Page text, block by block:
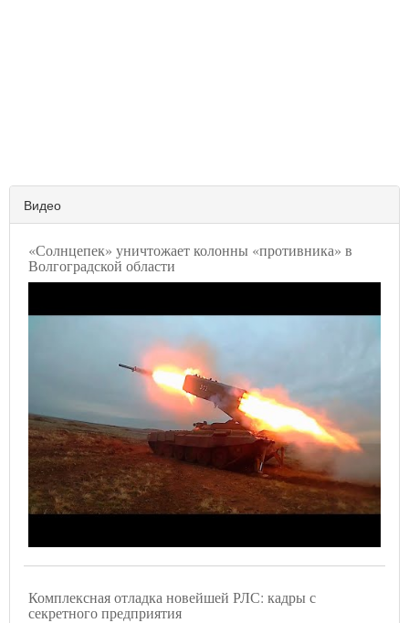
Видео
«Солнцепек» уничтожает колонны «противника» в
Волгоградской области
Комплексная отладка новейшей РЛС: кадры с
секретного предприятия